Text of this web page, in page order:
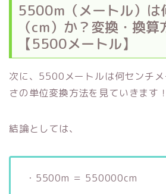
5500m（メートル）は
（cm）か？変換・換算
【5500メートル】
次に、5500メートルは何センチ
さの単位変換方法を見ていきます！
結論としては、
・5500m ＝ 550000cm